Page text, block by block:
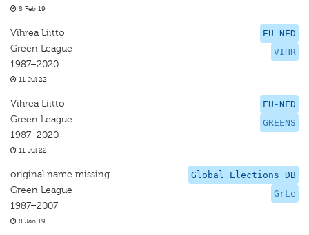
8 Feb 19
EU-NED
VIHR
Vihrea Liitto
Green League
1987–2020
11 Jul 22
EU-NED
GREENS
Vihrea Liitto
Green League
1987–2020
11 Jul 22
Global Elections DB
GrLe
original name missing
Green League
1987–2007
8 Jan 19